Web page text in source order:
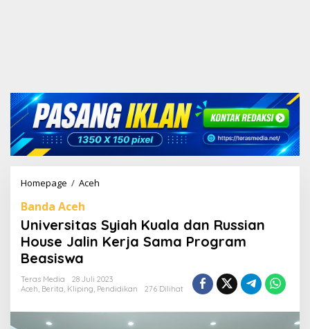
Homepage / Aceh
v
e
t
a
Banda Aceh
Universitas Syiah Kuala dan Russian
House Jalin Kerja Sama Program
Beasiswa
Teras Media
28 Juli 2023
Aceh, Berita, Kliping, Pendidikan 276 Dilihat